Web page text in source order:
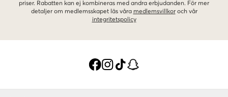
priser. Rabatten kan ej kombineras med andra erbjudanden. För mer
detaljer om medlemsskapet läs våra medlemsvillkor och vår
integritetspolicy